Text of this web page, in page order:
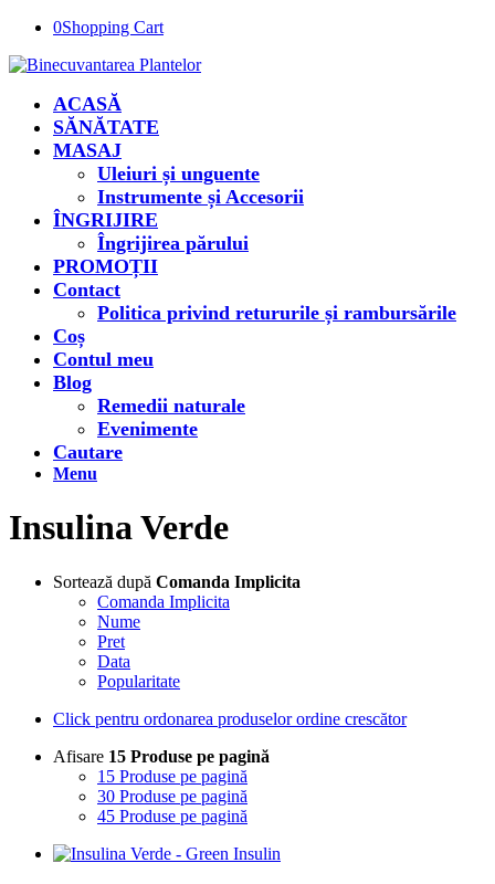
0Shopping Cart
ACASĂ
SĂNĂTATE
MASAJ
Uleiuri și unguente
Instrumente și Accesorii
ÎNGRIJIRE
Îngrijirea părului
PROMOȚII
Contact
Politica privind retururile și rambursările
Coș
Contul meu
Blog
Remedii naturale
Evenimente
Cautare
Menu
Insulina Verde
Sortează după Comanda Implicita
Comanda Implicita
Nume
Pret
Data
Popularitate
Click pentru ordonarea produselor ordine crescător
Afisare 15 Produse pe pagină
15 Produse pe pagină
30 Produse pe pagină
45 Produse pe pagină